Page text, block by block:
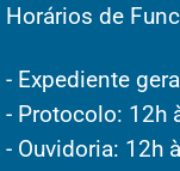
Horários de
- Expediente
- Protocolo: 12h
- Ouvidoria: 12h